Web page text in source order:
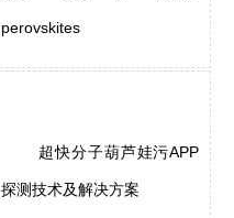
perovskites
超快分子葫芦娃污APP
探测技术及解决方案